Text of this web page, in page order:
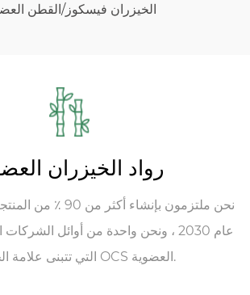
الخيزران فيسكوز/القطن
رواد الخيزران
نحن ملتزمون بإنشاء
عام 2030 ، ونحن واحدة من أوائل
التي تتبنى علامة الخيزران OCS العضوية.